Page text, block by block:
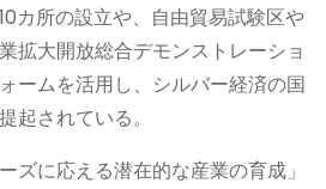
カ所の設立や、自由貿易試験区や
拡大開放総合デモンストレーショ
ームを活用し、シルバー経済の国
起されている。
ズに応える潜在的な産業の育成」